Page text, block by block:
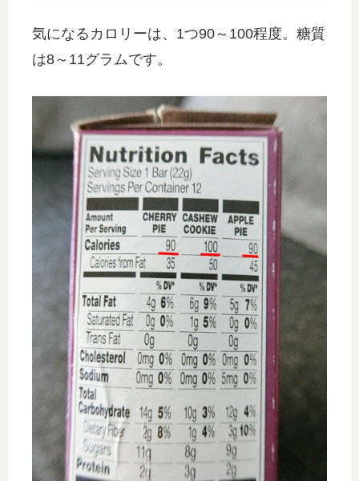
気になるカロリーは、1つ90～100程度。糖質
は8～11グラムです。